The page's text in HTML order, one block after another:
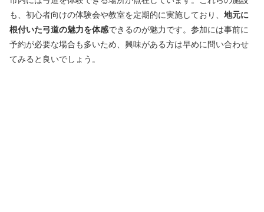
も、初心者向けの体験会や教室を定期的に実施しており、 地元に
根付いた弓道の魅力を体感できるのが魅力です。参加には事前に
予約が必要な場合も多いため、興味がある方は早めに問い合わせ
てみると良いでしょう。